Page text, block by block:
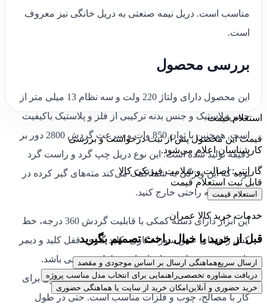
مناسب است. دریل نیمه صنعتی به دریل خانگی نیز معروف
است.
بررسی محصول
این محصول دارای ولتاژ 220 ولت و سه نظام 13 میلی متر از
جنس پلاستیک و جنس بدنه ترکیبی از فلز و پلاستیک باکیفیت
است. همچنین با توان 850 وات و سرعت گردش 2800 دور بر
دقیقه تولید شده است. این نوع دریل چپ گرد و راست گرد
بوده که این ویژگی‌ به شما کمک می‌کند مته‌های گیر کرده در
سطوح را به راحتی خارج کنید.
این ابزار دارای دسته کمکی با قابلیت گردش 360 درجه، خط
کش راهنمای عمق سوراخکاری، کلید گازی، قفل کلید و دیمر
دار، جعبه دنده فلزی برای افزایش طول عمر می باشد.
سیستم ضربه زن قویدریل خانگیدر کنار موتور قوی برای
کار با مصالح، چوب و فلزات مناسب است. حتی در طول
استعلام قیمت
قیمت این محصول پس از ثبت درخواست و بررسی
کارشناسان اعلام می‌شود.
گارانتی: اصالت و سلامت فیزیکی کالا
قابل ثبت استعلام قیمت
استعلام قیمت
خدمات خرید کالا عمران
قبل از خرید با خیال راحت تصمیم بگیرید
ارسال سریعهماهنگی ارسال بر اساس موجودی و مقصد
دریافت مشاوره تخصصیراهنمایی برای انتخاب مدل مناسب پروژه
خرید حضوری و آنلاین امکان خرید از سایت یا هماهنگی حضوری